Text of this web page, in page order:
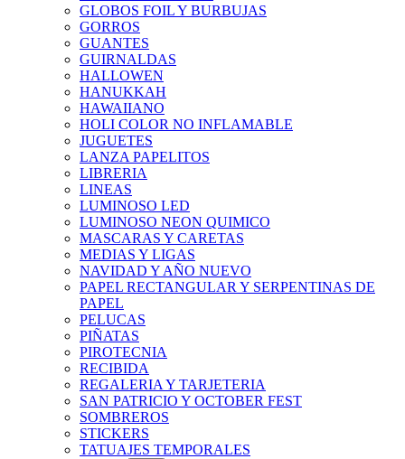
GLOBOS FOIL Y BURBUJAS
GORROS
GUANTES
GUIRNALDAS
HALLOWEN
HANUKKAH
HAWAIIANO
HOLI COLOR NO INFLAMABLE
JUGUETES
LANZA PAPELITOS
LIBRERIA
LINEAS
LUMINOSO LED
LUMINOSO NEON QUIMICO
MASCARAS Y CARETAS
MEDIAS Y LIGAS
NAVIDAD Y AÑO NUEVO
PAPEL RECTANGULAR Y SERPENTINAS DE
PAPEL
PELUCAS
PIÑATAS
PIROTECNIA
RECIBIDA
REGALERIA Y TARJETERIA
SAN PATRICIO Y OCTOBER FEST
SOMBREROS
STICKERS
TATUAJES TEMPORALES